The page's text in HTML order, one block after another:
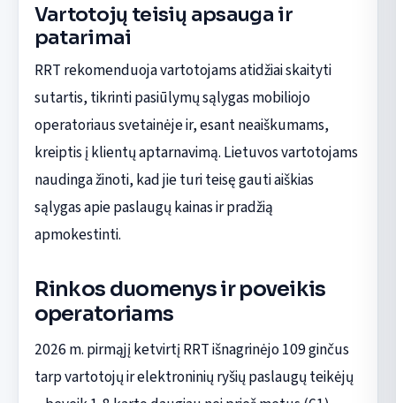
Vartotojų teisių apsauga ir
patarimai
RRT rekomenduoja vartotojams atidžiai skaityti
sutartis, tikrinti pasiūlymų sąlygas mobiliojo
operatoriaus svetainėje ir, esant neaiškumams,
kreiptis į klientų aptarnavimą. Lietuvos vartotojams
naudinga žinoti, kad jie turi teisę gauti aiškias
sąlygas apie paslaugų kainas ir pradžią
apmokestinti.
Rinkos duomenys ir poveikis
operatoriams
2026 m. pirmąjį ketvirtį RRT išnagrinėjo 109 ginčus
tarp vartotojų ir elektroninių ryšių paslaugų teikėjų